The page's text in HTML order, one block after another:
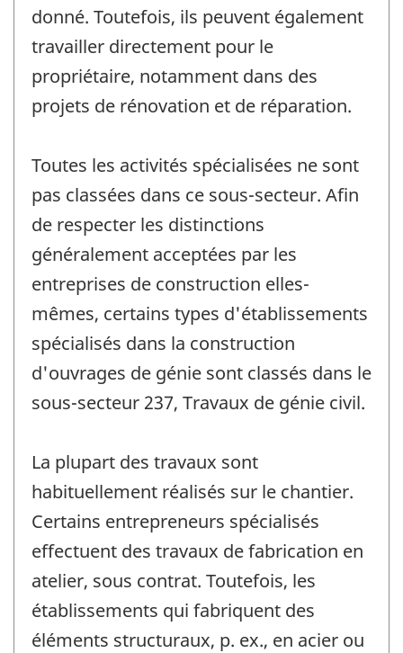
donné. Toutefois, ils peuvent également
travailler directement pour le
propriétaire, notamment dans des
projets de rénovation et de réparation.
Toutes les activités spécialisées ne sont
pas classées dans ce sous-secteur. Afin
de respecter les distinctions
généralement acceptées par les
entreprises de construction elles-
mêmes, certains types d'établissements
spécialisés dans la construction
d'ouvrages de génie sont classés dans le
sous-secteur 237, Travaux de génie civil.
La plupart des travaux sont
habituellement réalisés sur le chantier.
Certains entrepreneurs spécialisés
effectuent des travaux de fabrication en
atelier, sous contrat. Toutefois, les
établissements qui fabriquent des
éléments structuraux, p. ex., en acier ou